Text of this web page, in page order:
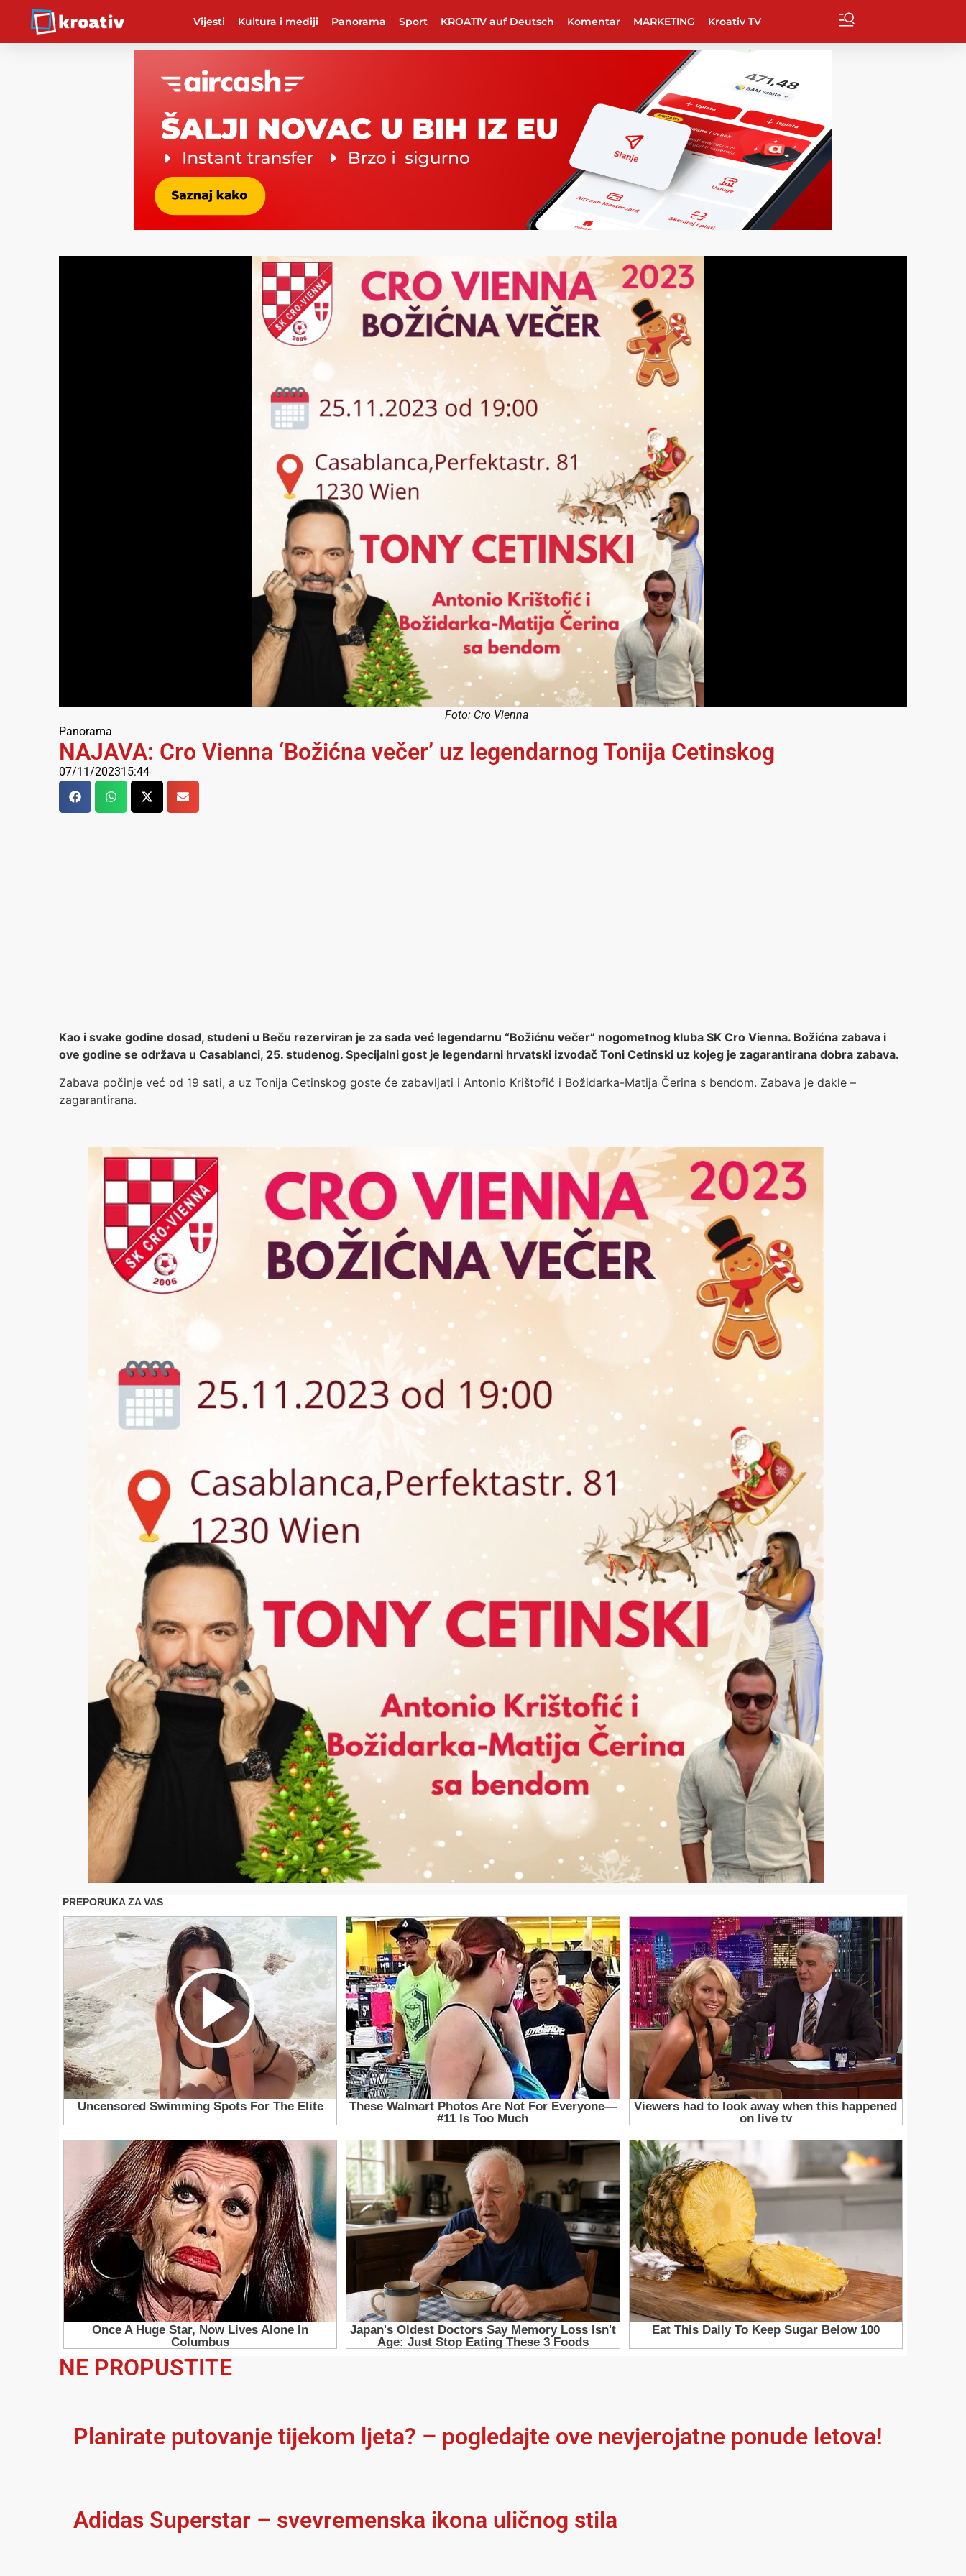
Vijesti Kultura i mediji Panorama Sport KROATIV auf Deutsch Komentar MARKETING Kroativ TV
Foto: Cro Vienna
Panorama
NAJAVA: Cro Vienna ‘Božićna večer’ uz legendarnog Tonija Cetinskog
07/11/202315:44
Kao i svake godine dosad, studeni u Beču rezerviran je za sada već legendarnu “Božićnu večer” nogometnog kluba SK Cro Vienna. Božićna zabava i
ove godine se održava u Casablanci, 25. studenog. Specijalni gost je legendarni hrvatski izvođač Toni Cetinski uz kojeg je zagarantirana dobra zabava.
Zabava počinje već od 19 sati, a uz Tonija Cetinskog goste će zabavljati i Antonio Krištofić i Božidarka-Matija Čerina s bendom. Zabava je dakle –
zagarantirana.
NE PROPUSTITE
Planirate putovanje tijekom ljeta? – pogledajte ove nevjerojatne ponude letova!
Adidas Superstar – svevremenska ikona uličnog stila